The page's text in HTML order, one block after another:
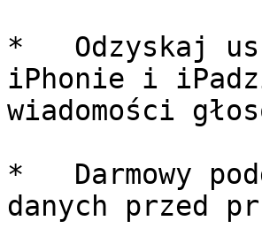
*   Odzyskaj
iPhonie i
wiadomości
*   Darmowy
danych przed